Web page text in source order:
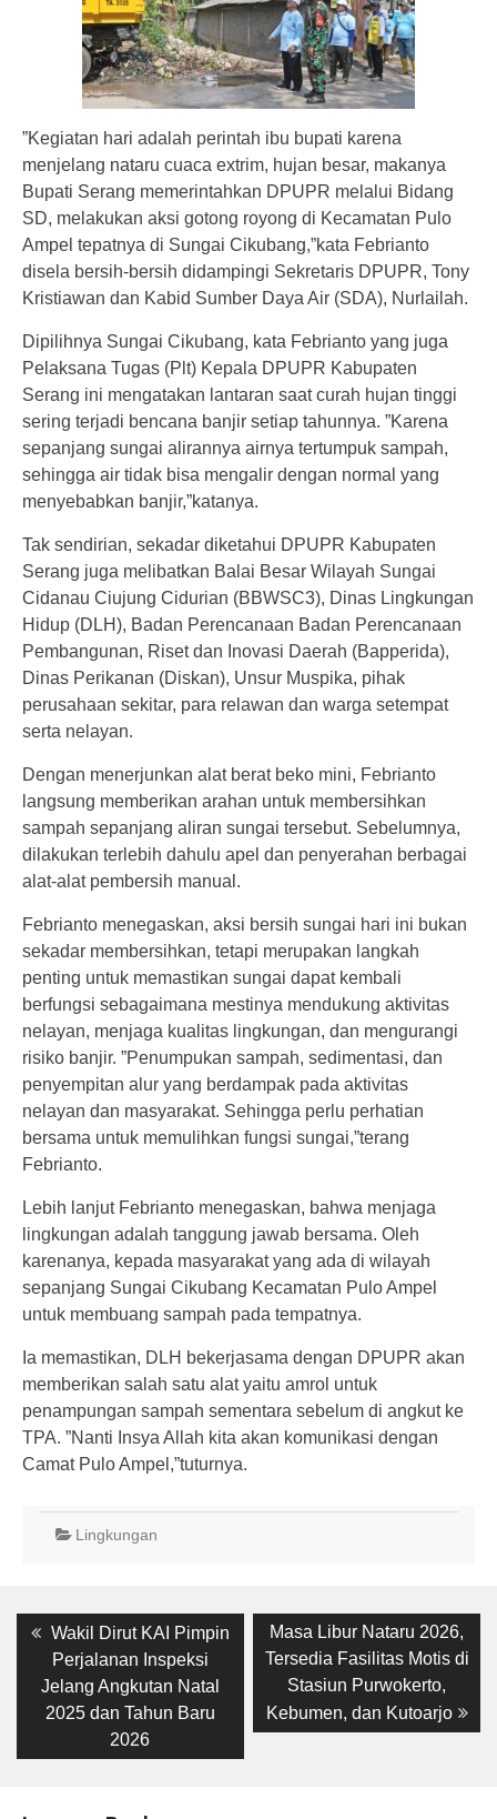
”Kegiatan hari adalah perintah ibu bupati karena
menjelang nataru cuaca extrim, hujan besar, makanya
Bupati Serang memerintahkan DPUPR melalui Bidang
SD, melakukan aksi gotong royong di Kecamatan Pulo
Ampel tepatnya di Sungai Cikubang,”kata Febrianto
disela bersih-bersih didampingi Sekretaris DPUPR, Tony
Kristiawan dan Kabid Sumber Daya Air (SDA), Nurlailah.
Dipilihnya Sungai Cikubang, kata Febrianto yang juga
Pelaksana Tugas (Plt) Kepala DPUPR Kabupaten
Serang ini mengatakan lantaran saat curah hujan tinggi
sering terjadi bencana banjir setiap tahunnya. ”Karena
sepanjang sungai alirannya airnya tertumpuk sampah,
sehingga air tidak bisa mengalir dengan normal yang
menyebabkan banjir,”katanya.
Tak sendirian, sekadar diketahui DPUPR Kabupaten
Serang juga melibatkan Balai Besar Wilayah Sungai
Cidanau Ciujung Cidurian (BBWSC3), Dinas Lingkungan
Hidup (DLH), Badan Perencanaan Badan Perencanaan
Pembangunan, Riset dan Inovasi Daerah (Bapperida),
Dinas Perikanan (Diskan), Unsur Muspika, pihak
perusahaan sekitar, para relawan dan warga setempat
serta nelayan.
Dengan menerjunkan alat berat beko mini, Febrianto
langsung memberikan arahan untuk membersihkan
sampah sepanjang aliran sungai tersebut. Sebelumnya,
dilakukan terlebih dahulu apel dan penyerahan berbagai
alat-alat pembersih manual.
Febrianto menegaskan, aksi bersih sungai hari ini bukan
sekadar membersihkan, tetapi merupakan langkah
penting untuk memastikan sungai dapat kembali
berfungsi sebagaimana mestinya mendukung aktivitas
nelayan, menjaga kualitas lingkungan, dan mengurangi
risiko banjir. ”Penumpukan sampah, sedimentasi, dan
penyempitan alur yang berdampak pada aktivitas
nelayan dan masyarakat. Sehingga perlu perhatian
bersama untuk memulihkan fungsi sungai,”terang
Febrianto.
Lebih lanjut Febrianto menegaskan, bahwa menjaga
lingkungan adalah tanggung jawab bersama. Oleh
karenanya, kepada masyarakat yang ada di wilayah
sepanjang Sungai Cikubang Kecamatan Pulo Ampel
untuk membuang sampah pada tempatnya.
Ia memastikan, DLH bekerjasama dengan DPUPR akan
memberikan salah satu alat yaitu amrol untuk
penampungan sampah sementara sebelum di angkut ke
TPA. ”Nanti Insya Allah kita akan komunikasi dengan
Camat Pulo Ampel,”tuturnya.
Lingkungan
Post
navigation
Previous
post:
Wakil Dirut KAI Pimpin
Perjalanan Inspeksi
Jelang Angkutan Natal
2025 dan Tahun Baru
2026
Next
post:
Masa Libur Nataru 2026,
Tersedia Fasilitas Motis di
Stasiun Purwokerto,
Kebumen, dan Kutoarjo